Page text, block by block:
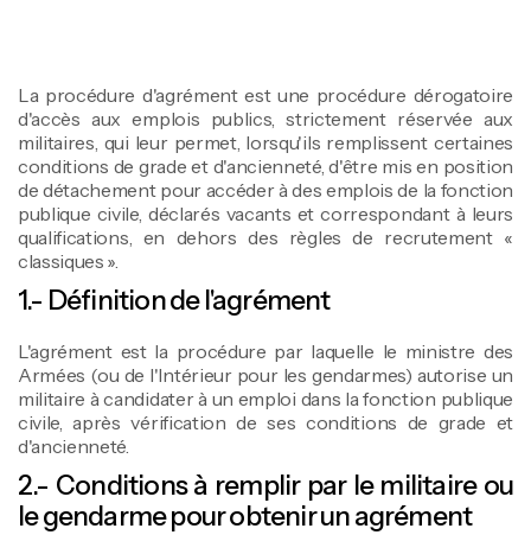
La procédure d'agrément est une procédure dérogatoire
d'accès aux emplois publics, strictement réservée aux
militaires, qui leur permet, lorsqu'ils remplissent certaines
conditions de grade et d'ancienneté, d'être mis en position
de détachement pour accéder à des emplois de la fonction
publique civile, déclarés vacants et correspondant à leurs
qualifications, en dehors des règles de recrutement «
classiques ».
1.- Définition de l'agrément
L'agrément est la procédure par laquelle le ministre des
Armées (ou de l'Intérieur pour les gendarmes) autorise un
militaire à candidater à un emploi dans la fonction publique
civile, après vérification de ses conditions de grade et
d'ancienneté.
2.- Conditions à remplir par le militaire ou
le gendarme pour obtenir un agrément